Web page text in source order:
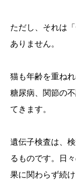
ただし、それは
ありません。
猫も年齢を重ね
糖尿病、関節の
てきます。
遺伝子検査は、
るものです。日
果に関わらず続